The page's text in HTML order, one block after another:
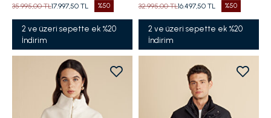
35.995,00 TL17.997,50 TL %50
2 ve üzeri sepette ek %20
İndirim
32.995,00 TL16.497,50 TL %50
2 ve üzeri sepette ek %20
İndirim